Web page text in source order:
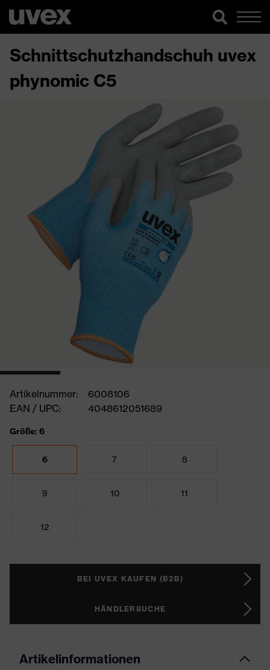
Schnittschutzhandschuh uvex
phynomic C5
Artikelnummer:
6008106
EAN / UPC:
4048612051689
Größe: 6
6 7 8
9 10 11
12
BEI UVEX KAUFEN (B2B)
HÄNDLERSUCHE
Artikelinformationen